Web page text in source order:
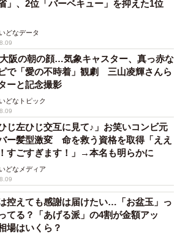
再びギャンブルをする「スリップ」
間に正直に打ち明けると、再びやり
ては、全国組織と連携し、新規の電
あれば実際の生活支援も行う。「借
、もうどうにもならないと思ってい
ィングに来てほしい」と呼びかけて
省」、2位「バーベキュー」を抑えた1位
どなデータ
阪の朝の顔…気象キャスター、真っ赤な
で「愛の不時着」観劇 三山凌輝さんら
ーと記念撮影
どなトピック
ひじ左ひじ交互に見て♪」お笑いコンビ元
ー髪型激変 命を救う資格を取得「ええ
すごすぎます！」→本名も明らかに
どなメディア
控えても感謝は届けたい…「お盆玉」っ
てる？「あげる派」の4割が金額アッ
場はいくら？